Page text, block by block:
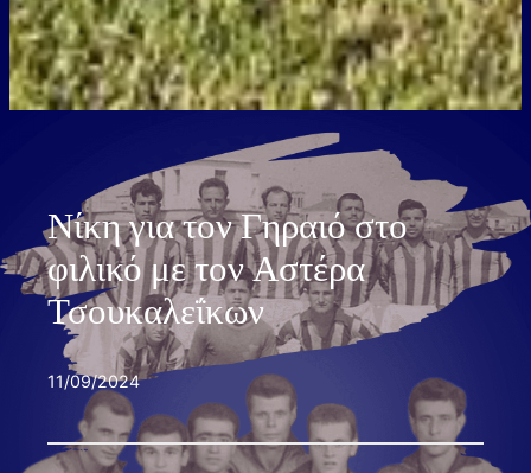
Νίκη για τον Γηραιό στο
φιλικό με τον Αστέρα
Τσουκαλεΐκων
11/09/2024